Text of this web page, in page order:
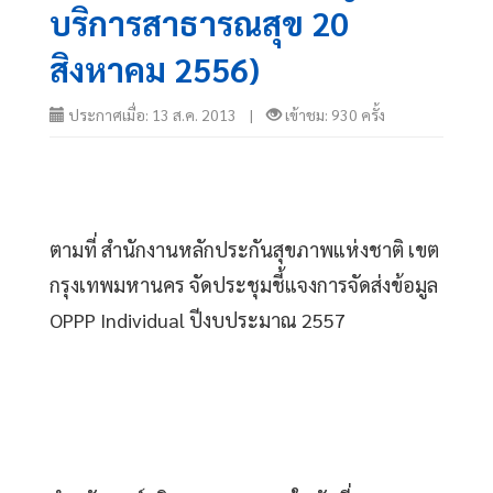
บริการสาธารณสุข 20
สิงหาคม 2556)
ประกาศเมื่อ: 13 ส.ค. 2013 | เข้าชม: 930 ครั้ง
ตามที่ สำนักงานหลักประกันสุขภาพแห่งชาติ เขต
กรุงเทพมหานคร จัดประชุมชี้แจงการจัดส่งข้อมูล
OPPP Individual ปีงบประมาณ 2557